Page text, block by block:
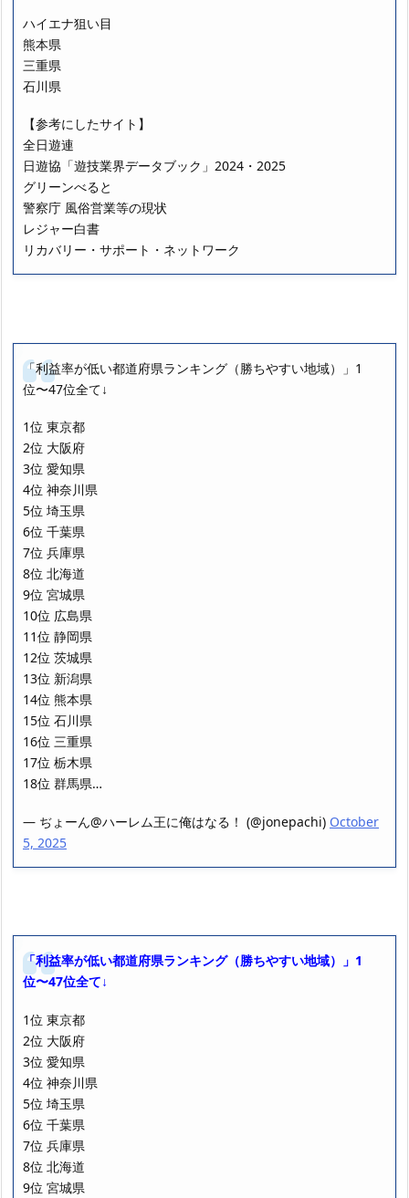
ハイエナ狙い目
熊本県
三重県
石川県
【参考にしたサイト】
全日遊連
日遊協「遊技業界データブック」2024・2025
グリーンべると
警察庁 風俗営業等の現状
レジャー白書
リカバリー・サポート・ネットワーク
「利益率が低い都道府県ランキング（勝ちやすい地域）」1
位〜47位全て↓
1位 東京都
2位 大阪府
3位 愛知県
4位 神奈川県
5位 埼玉県
6位 千葉県
7位 兵庫県
8位 北海道
9位 宮城県
10位 広島県
11位 静岡県
12位 茨城県
13位 新潟県
14位 熊本県
15位 石川県
16位 三重県
17位 栃木県
18位 群馬県…
— ぢょーん@ハーレム王に俺はなる！ (@jonepachi) October
5, 2025
「利益率が低い都道府県ランキング（勝ちやすい地域）」1
位〜47位全て↓
1位 東京都
2位 大阪府
3位 愛知県
4位 神奈川県
5位 埼玉県
6位 千葉県
7位 兵庫県
8位 北海道
9位 宮城県